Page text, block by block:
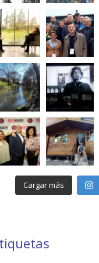
Cargar más